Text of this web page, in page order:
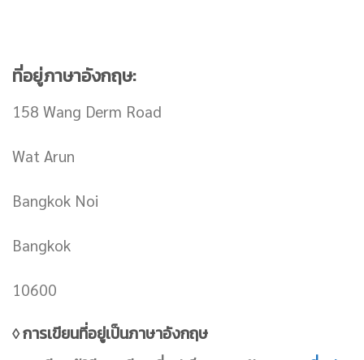
ที่อยู่ภาษาอังกฤษ:
158 Wang Derm Road
Wat Arun
Bangkok Noi
Bangkok
10600
◊ การเขียนที่อยู่เป็นภาษาอังกฤษ